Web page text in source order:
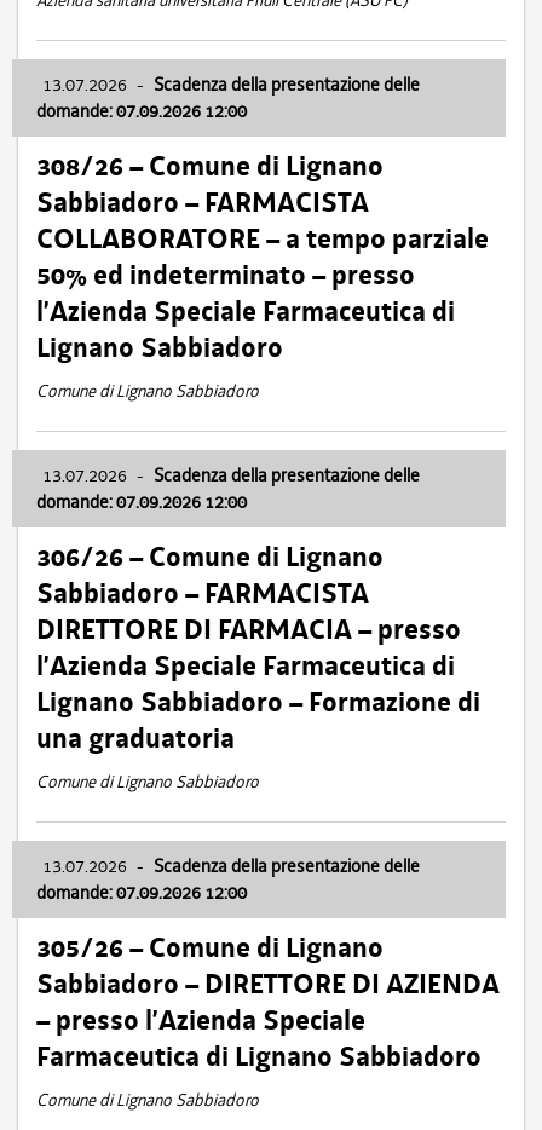
13.07.2026 - Scadenza della presentazione delle
domande: 07.09.2026 12:00
308/26 – Comune di Lignano
Sabbiadoro – FARMACISTA
COLLABORATORE – a tempo parziale
50% ed indeterminato – presso
l’Azienda Speciale Farmaceutica di
Lignano Sabbiadoro
Comune di Lignano Sabbiadoro
13.07.2026 - Scadenza della presentazione delle
domande: 07.09.2026 12:00
306/26 – Comune di Lignano
Sabbiadoro – FARMACISTA
DIRETTORE DI FARMACIA – presso
l’Azienda Speciale Farmaceutica di
Lignano Sabbiadoro – Formazione di
una graduatoria
Comune di Lignano Sabbiadoro
13.07.2026 - Scadenza della presentazione delle
domande: 07.09.2026 12:00
305/26 – Comune di Lignano
Sabbiadoro – DIRETTORE DI AZIENDA
– presso l’Azienda Speciale
Farmaceutica di Lignano Sabbiadoro
Comune di Lignano Sabbiadoro